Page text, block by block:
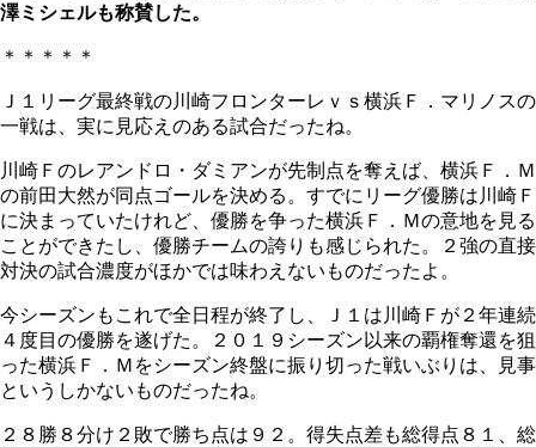
澤ミシェルも称賛した。
＊＊＊＊＊
Ｊ１リーグ最終戦の川崎フロンターレｖｓ横浜Ｆ．マリノスの
一戦は、実に見応えのある試合だったね。
川崎Ｆのレアンドロ・ダミアンが先制点を奪えば、横浜Ｆ．Ｍ
の前田大然が同点ゴールを決める。すでにリーグ優勝は川崎Ｆ
に決まっていたけれど、優勝を争った横浜Ｆ．Ｍの意地を見る
ことができたし、優勝チームの誇りも感じられた。２強の直接
対決の試合濃度がほかでは味わえないものだったよ。
今シーズンもこれで全日程が終了し、Ｊ１は川崎Ｆが２年連続
４度目の優勝を遂げた。２０１９シーズン以来の覇権奪還を狙
った横浜Ｆ．Ｍをシーズン終盤に振り切った戦いぶりは、見事
というしかないものだったね。
２８勝８分け２敗で勝ち点は９２。得失点差も総得点８１、総